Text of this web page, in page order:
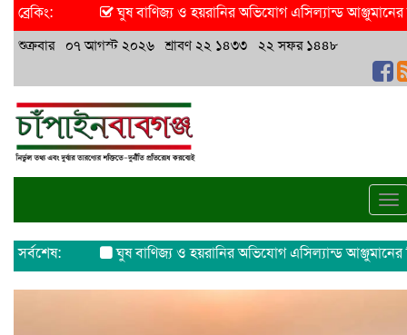
ব্রেকিং:
ঘুষ বাণিজ্য ও হয়রানির অভিযোগ এসিল্যান্ড আঞ্জুমানের বিরুদ্ধে
শুক্রবার ০৭ আগস্ট ২০২৬ শ্রাবণ ২২ ১৪৩৩ ২২ সফর ১৪৪৮
সর্বশেষ:
ঘুষ বাণিজ্য ও হয়রানির অভিযোগ এসিল্যান্ড আঞ্জুমানের বিরুদ্ধে